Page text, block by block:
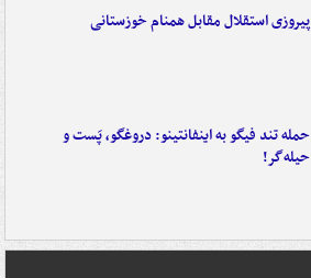
پیروزی استقلال مقابل همنام خوزستانی
حمله تند فیگو به اینفانتینو: دروغگو، پَست‌ و
حیله‌گر!